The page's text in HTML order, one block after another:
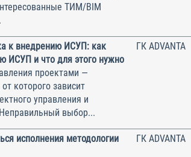
ТИМ/BIM
к внедрению ИСУП: как
ИСУП и что для этого нужно
проектами —
которого зависит
управления и
выбор...
ГК ADVANTA
исполнения методологии
ГК ADVANTA